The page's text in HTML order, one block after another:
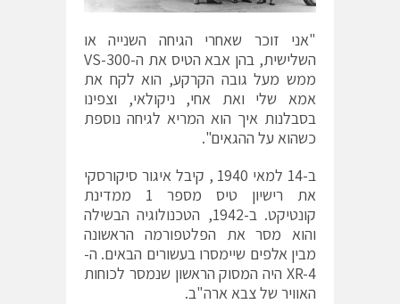
"אני זוכר שאחרי הגיחה השנייה או
השלישית, בהן אבא הטיס את ה-VS-300
ממש מעל גובה הקרקע, הוא לקח את
אמא שלי ואת אחי, ניקולאי, וצפינו
בסבלנות איך הוא המריא לגיחה נוספת
כשהוא על ההגאים".
ב-14 למאי 1940 , קיבל איגור סיקורסקי
את רישיון טיס מספר 1 ממדינת
קונטיקט. ב-1942, הטכנולוגיה הבשילה
והוא מסר את הפלטפורמה הראשונה
מבין אלפים שיימסרו בעשורים הבאים. ה-
XR-4 היה המסוק הראשון שנמסר לכוחות
האוויר של צבא ארה"ב.